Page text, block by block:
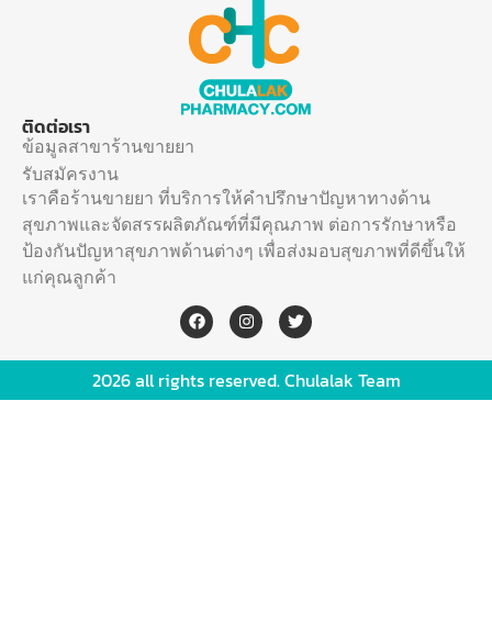
ติดต่อเรา
ข้อมูลสาขาร้านขายยา
รับสมัครงาน
เราคือร้านขายยา ที่บริการให้คำปรึกษาปัญหาทางด้าน
สุขภาพและจัดสรรผลิตภัณฑ์ที่มีคุณภาพ ต่อการรักษาหรือ
ป้องกันปัญหาสุขภาพด้านต่างๆ เพื่อส่งมอบสุขภาพที่ดีขึ้นให้
แก่คุณลูกค้า
2026 all rights reserved. Chulalak Team